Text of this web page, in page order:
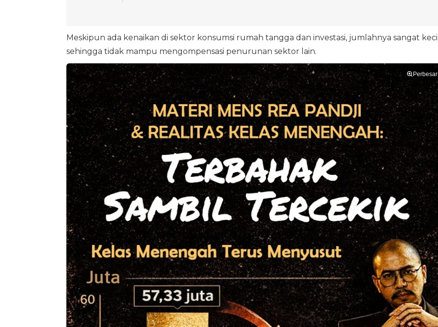
Meskipun ada kenaikan di sektor konsumsi rumah tangga dan investasi, jumlahnya sangat kecil
sehingga tidak mampu mengompensasi penurunan sektor lain.
Perbesar